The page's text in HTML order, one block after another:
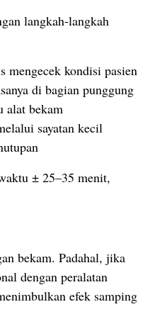
langkah-langkah
mengecek kondisi pasien
di bagian punggung
alat bekam
sayatan kecil
± 25–35 menit,
bekam. Padahal, jika
dengan peralatan
efek samping